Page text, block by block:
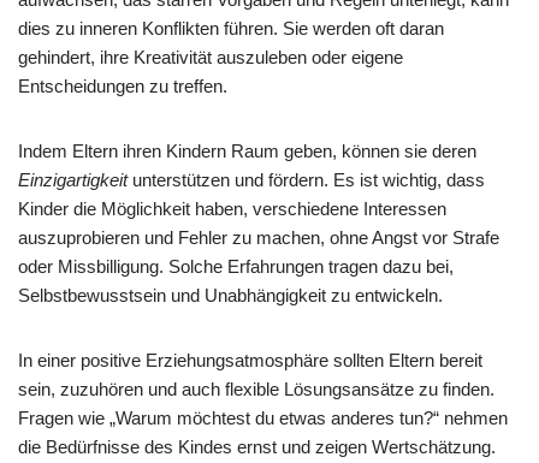
dies zu inneren Konflikten führen. Sie werden oft daran
gehindert, ihre Kreativität auszuleben oder eigene
Entscheidungen zu treffen.
Indem Eltern ihren Kindern Raum geben, können sie deren
Einzigartigkeitunterstützen und fördern. Es ist wichtig, dass
Kinder die Möglichkeit haben, verschiedene Interessen
auszuprobieren und Fehler zu machen, ohne Angst vor Strafe
oder Missbilligung. Solche Erfahrungen tragen dazu bei,
Selbstbewusstsein und Unabhängigkeit zu entwickeln.
In einer positive Erziehungsatmosphäre sollten Eltern bereit
sein, zuzuhören und auch flexible Lösungsansätze zu finden.
Fragen wie „Warum möchtest du etwas anderes tun?“ nehmen
die Bedürfnisse des Kindes ernst und zeigen Wertschätzung.